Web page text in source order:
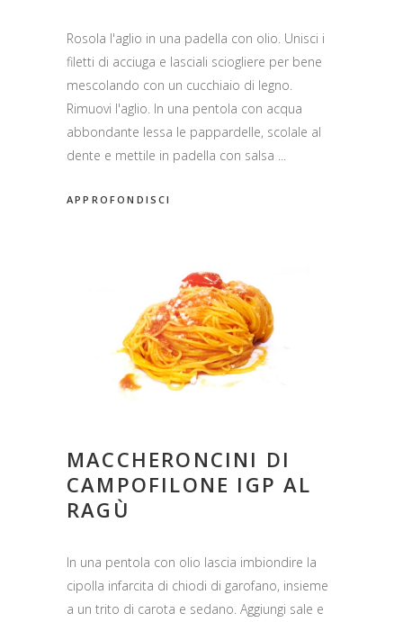
Rosola l'aglio in una padella con olio. Unisci i
filetti di acciuga e lasciali sciogliere per bene
mescolando con un cucchiaio di legno.
Rimuovi l'aglio. In una pentola con acqua
abbondante lessa le pappardelle, scolale al
dente e mettile in padella con salsa
APPROFONDISCI
MACCHERONCINI DI
CAMPOFILONE IGP AL
RAGÙ
In una pentola con olio lascia imbiondire la
cipolla infarcita di chiodi di garofano, insieme
a un trito di carota e sedano. Aggiungi sale e